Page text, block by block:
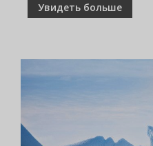
Увидеть больше